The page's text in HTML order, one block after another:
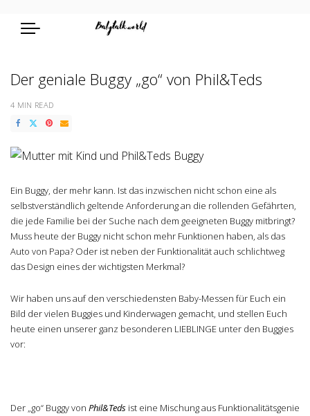
Der geniale Buggy „go“ von Phil&Teds
4 MIN READ
Ein Buggy, der mehr kann. Ist das inzwischen nicht schon eine als
selbstverständlich geltende Anforderung an die rollenden Gefährten,
die jede Familie bei der Suche nach dem geeigneten Buggy mitbringt?
Muss heute der Buggy nicht schon mehr Funktionen haben, als das
Auto von Papa? Oder ist neben der Funktionalität auch schlichtweg
das Design eines der wichtigsten Merkmal?
Wir haben uns auf den verschiedensten Baby-Messen für Euch ein
Bild der vielen Buggies und Kinderwagen gemacht, und stellen Euch
heute einen unserer ganz besonderen LIEBLINGE unter den Buggies
vor:
Der „go“ Buggy von Phil&Teds ist eine Mischung aus Funktionalitätsgenie